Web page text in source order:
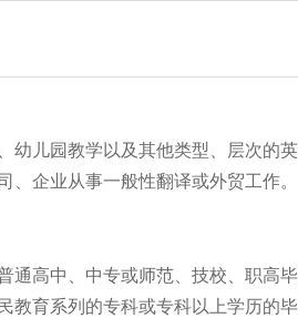
幼儿园教学以及其他类型、层次的
、企业从事一般性翻译或外贸工作。
通高中、中专或师范、技校、职高
教育系列的专科或专科以上学历的毕